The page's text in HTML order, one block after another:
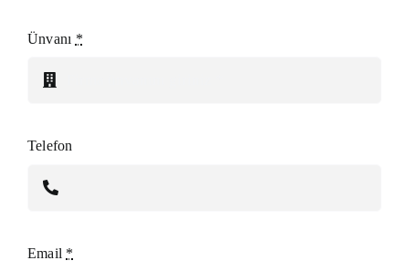
Ünvanı *
Telefon
Email *